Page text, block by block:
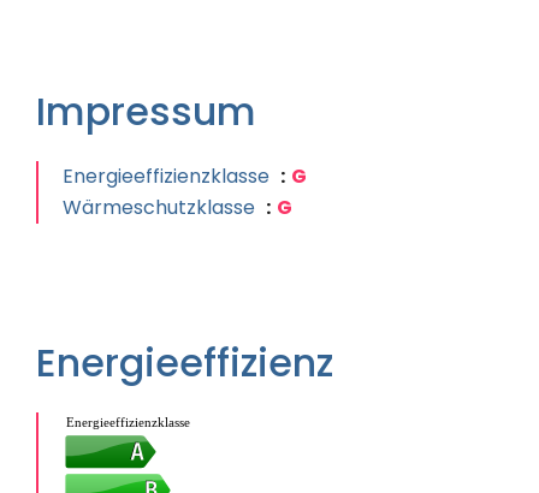
Impressum
Energieeffizienzklasse
G
Wärmeschutzklasse
G
Energieeffizienz
Energieeffizienzklasse